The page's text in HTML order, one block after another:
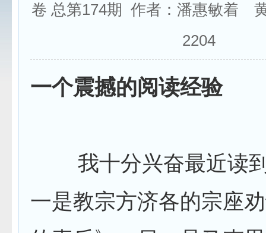
卷 总第174期 作者：潘惠敏着
2204
一个震撼的阅读经验
我十分兴奋最近读到
一是教宗方济各的宗座